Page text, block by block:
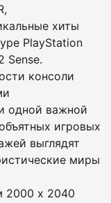
хиты
PlayStation
Sense.
консоли
одной важной
игровых
выглядят
миры
2000 x 2040